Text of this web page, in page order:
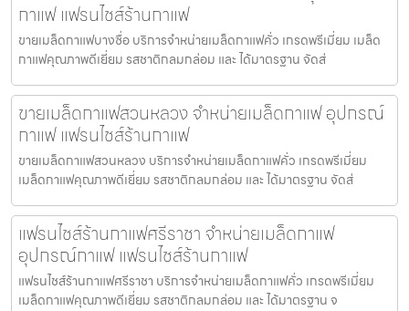
กาแฟ แฟรนไชส์ร้านกาแฟ
ขายเมล็ดกาแฟบางซื่อ บริการจำหน่ายเมล็ดกาแฟคั่ว เกรดพรีเมี่ยม เมล็ด
กาแฟคุณภาพดีเยี่ยม รสชาติกลมกล่อม และ ได้มาตรฐาน จัดส่
ขายเมล็ดกาแฟสวนหลวง จำหน่ายเมล็ดกาแฟ อุปกรณ์
กาแฟ แฟรนไชส์ร้านกาแฟ
ขายเมล็ดกาแฟสวนหลวง บริการจำหน่ายเมล็ดกาแฟคั่ว เกรดพรีเมี่ยม
เมล็ดกาแฟคุณภาพดีเยี่ยม รสชาติกลมกล่อม และ ได้มาตรฐาน จัดส่
แฟรนไชส์ร้านกาแฟศรีราชา จำหน่ายเมล็ดกาแฟ
อุปกรณ์กาแฟ แฟรนไชส์ร้านกาแฟ
แฟรนไชส์ร้านกาแฟศรีราชา บริการจำหน่ายเมล็ดกาแฟคั่ว เกรดพรีเมี่ยม
เมล็ดกาแฟคุณภาพดีเยี่ยม รสชาติกลมกล่อม และ ได้มาตรฐาน จ